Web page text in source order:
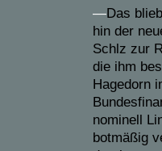
—Das
hin der
Schlz zur
die ihm
Hagedorn
nominell
botmäßig